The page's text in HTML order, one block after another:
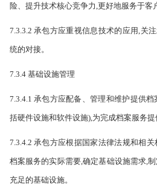
险、提升技术核心竞争力,更好地服务于客
7.3.3.2 承包方应重视信息技术的应用,关
统的对接。
7.3.4 基础设施管理
7.3.4.1 承包方应配备、管理和维护提供
括硬件设施和软件设施), 为完成档案服务提
7.3.4.2 承包方应根据国家法律法规和相
档案服务的实际需要,确定基础设施需求,
充足的基础设施。